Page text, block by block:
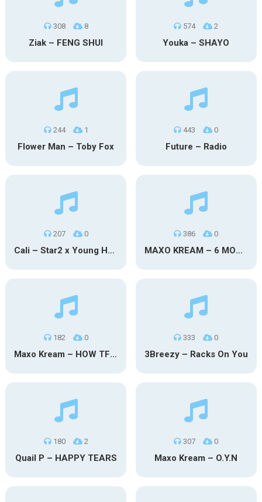
308 8
Ziak – FENG SHUI
574 2
Youka – SHAYO
244 1
Flower Man – Toby Fox
443 0
Future – Radio
207 0
Cali – Star2 x Young Henny
386 0
MAXO KREAM – 6 MONTHS CLEAN
182 0
Maxo Kream – HOW TF I’M LUCKY
333 0
3Breezy – Racks On You
180 2
Quail P – HAPPY TEARS
307 0
Maxo Kream – O.Y.N